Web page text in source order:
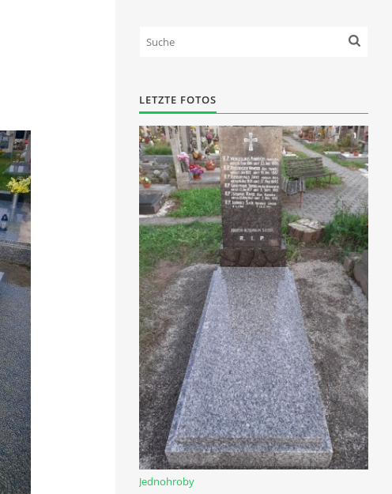
LETZTE FOTOS
Jednohroby